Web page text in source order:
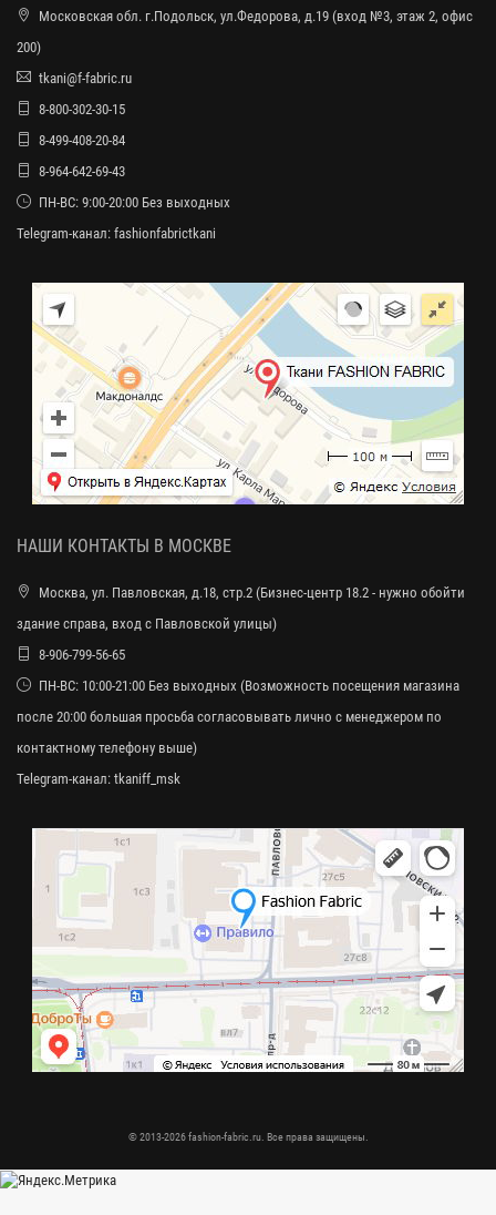
Московская обл. г.Подольск, ул.Федорова, д.19 (вход №3, этаж 2, офис
200)
tkani@f-fabric.ru
8-800-302-30-15
8-499-408-20-84
8-964-642-69-43
ПН-ВС: 9:00-20:00 Без выходных
Telegram-канал: fashionfabrictkani
НАШИ КОНТАКТЫ В МОСКВЕ
Москва, ул. Павловская, д.18, стр.2 (Бизнес-центр 18.2 - нужно обойти
здание справа, вход с Павловской улицы)
8-906-799-56-65
ПН-ВС: 10:00-21:00 Без выходных (Возможность посещения магазина
после 20:00 большая просьба согласовывать лично с менеджером по
контактному телефону выше)
Telegram-канал: tkaniff_msk
© 2013-2026 fashion-fabric.ru. Все права защищены.